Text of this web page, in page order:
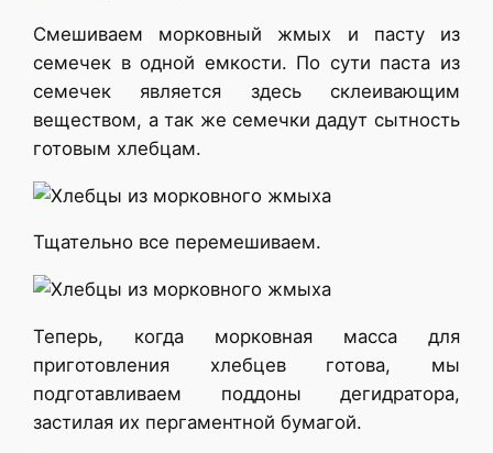
Смешиваем морковный жмых и пасту из
семечек в одной емкости. По сути паста из
семечек является здесь склеивающим
веществом, а так же семечки дадут сытность
готовым хлебцам.
Тщательно все перемешиваем.
Теперь, когда морковная масса для
приготовления хлебцев готова, мы
подготавливаем поддоны дегидратора,
застилая их пергаментной бумагой.